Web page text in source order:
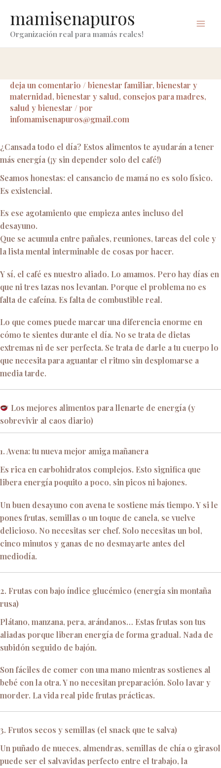
contenido
mamisenapuros
Organización real para mamás reales!
deja un comentario /bienestar familiar, bienestar y
maternidad, bienestar y salud, consejos para madres,
salud y bienestar / por
infomamisenapuros@gmail.com
¿Cansada todo el día? Estos alimentos te ayudarán a tener
más energía (¡y sin depender solo del café!)
Seamos honestas: el cansancio de mamá no es solo físico.
Es existencial.
Es ese agotamiento que empieza antes incluso del
desayuno.
Que se acumula entre pañales, reuniones, tareas del cole y
la lista mental interminable de cosas por hacer.
Y sí, el café es nuestro aliado. Lo amamos. Pero hay días en
que ni tres tazas nos levantan. Porque el problema no es
falta de cafeína. Es falta de combustible real.
Lo que comes puede marcar una diferencia enorme en
cómo te sientes durante el día. No se trata de dietas
extremas ni de ser perfecta. Se trata de darle a tu cuerpo lo
que necesita para aguantar el ritmo sin desplomarse a
media tarde.
Los mejores alimentos para llenarte de energía (y
sobrevivir al caos diario)
1. Avena: tu nueva mejor amiga mañanera
Es rica en carbohidratos complejos. Esto significa que
libera energía poquito a poco, sin picos ni bajones.
Un buen desayuno con avena te sostiene más tiempo. Y si le
pones frutas, semillas o un toque de canela, se vuelve
delicioso. No necesitas ser chef. Solo necesitas un bol,
cinco minutos y ganas de no desmayarte antes del
mediodía.
2. Frutas con bajo índice glucémico (energía sin montaña
rusa)
Plátano, manzana, pera, arándanos… Estas frutas son tus
aliadas porque liberan energía de forma gradual. Nada de
subidón seguido de bajón.
Son fáciles de comer con una mano mientras sostienes al
bebé con la otra. Y no necesitan preparación. Solo lavar y
morder. La vida real pide frutas prácticas.
3. Frutos secos y semillas (el snack que te salva)
Un puñado de nueces, almendras, semillas de chía o girasol
puede ser el salvavidas perfecto entre el trabajo, la